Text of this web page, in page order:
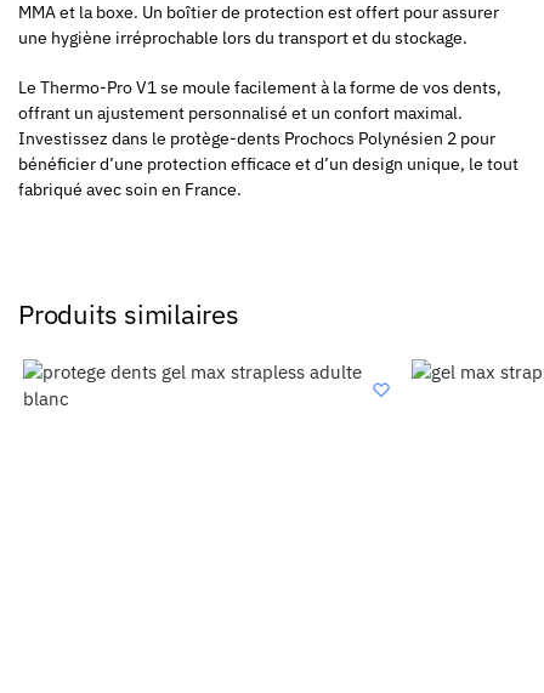
MMA et la boxe. Un boîtier de protection est offert pour assurer
une hygiène irréprochable lors du transport et du stockage.
Le Thermo-Pro V1 se moule facilement à la forme de vos dents,
offrant un ajustement personnalisé et un confort maximal.
Investissez dans le protège-dents Prochocs Polynésien 2 pour
bénéficier d’une protection efficace et d’un design unique, le tout
fabriqué avec soin en France.
Produits similaires